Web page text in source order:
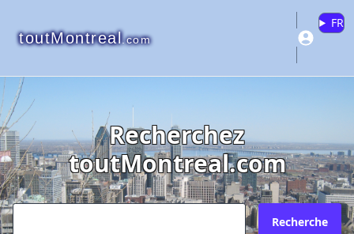
toutMontreal.com
FR
Recherchez
toutMontreal.com
Recherche